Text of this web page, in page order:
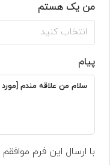
من یک هستم
انتخاب کنید
پیام
با ارسال این فرم موافقم